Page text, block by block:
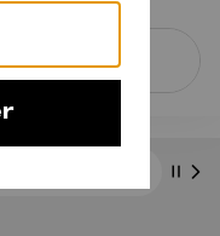
MAINTENANT